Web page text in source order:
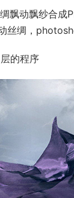
飘动飘纱合成
丝绸，
的程序